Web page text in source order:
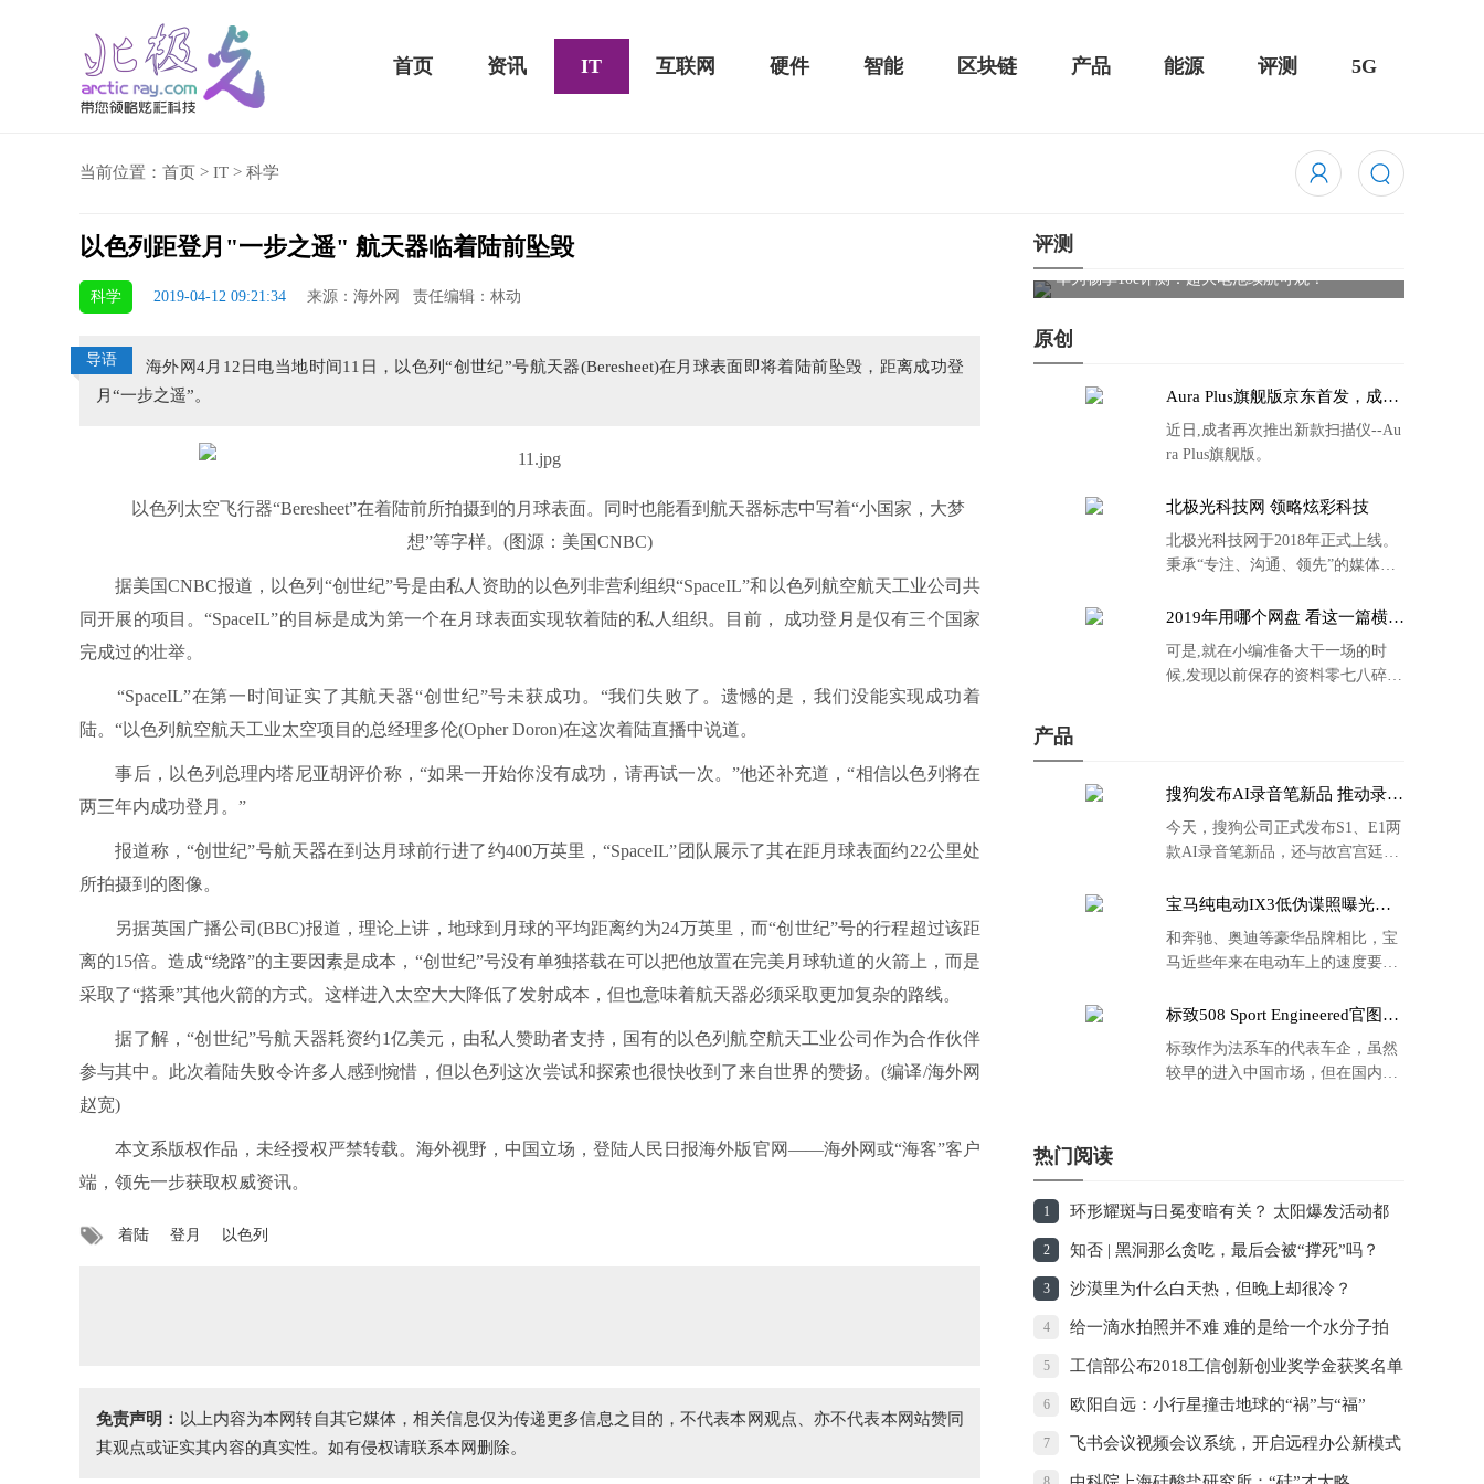
首页 资讯 IT 互联网 硬件 智能 区块链 产品 能源 评测 5G
当前位置： 首页 > IT > 科学
以色列距登月"一步之遥" 航天器临着陆前坠毁
科学 2019-04-12 09:21:34 来源：海外网 责任编辑：林动
导语
海外网4月12日电当地时间11日，以色列“创世纪”号航天器(Beresheet)在月球表面即将着陆前坠毁，距离成功登
月“一步之遥”。
以色列太空飞行器“Beresheet”在着陆前所拍摄到的月球表面。同时也能看到航天器标志中写着“小国家，大梦
想”等字样。(图源：美国CNBC)
据美国CNBC报道，以色列“创世纪”号是由私人资助的以色列非营利组织“SpaceIL”和以色列航空航天工业公司共
同开展的项目。“SpaceIL”的目标是成为第一个在月球表面实现软着陆的私人组织。目前， 成功登月是仅有三个国家
完成过的壮举。
“SpaceIL”在第一时间证实了其航天器“创世纪”号未获成功。“我们失败了。遗憾的是，我们没能实现成功着
陆。“以色列航空航天工业太空项目的总经理多伦(Opher Doron)在这次着陆直播中说道。
事后，以色列总理内塔尼亚胡评价称，“如果一开始你没有成功，请再试一次。”他还补充道，“相信以色列将在
两三年内成功登月。”
报道称，“创世纪”号航天器在到达月球前行进了约400万英里，“SpaceIL”团队展示了其在距月球表面约22公里处
所拍摄到的图像。
另据英国广播公司(BBC)报道，理论上讲，地球到月球的平均距离约为24万英里，而“创世纪”号的行程超过该距
离的15倍。造成“绕路”的主要因素是成本，“创世纪”号没有单独搭载在可以把他放置在完美月球轨道的火箭上，而是
采取了“搭乘”其他火箭的方式。这样进入太空大大降低了发射成本，但也意味着航天器必须采取更加复杂的路线。
据了解，“创世纪”号航天器耗资约1亿美元，由私人赞助者支持，国有的以色列航空航天工业公司作为合作伙伴
参与其中。此次着陆失败令许多人感到惋惜，但以色列这次尝试和探索也很快收到了来自世界的赞扬。(编译/海外网
赵宽)
本文系版权作品，未经授权严禁转载。海外视野，中国立场，登陆人民日报海外版官网——海外网或“海客”客户
端，领先一步获取权威资讯。
着陆 登月 以色列
免责声明： 以上内容为本网转自其它媒体，相关信息仅为传递更多信息之目的，不代表本网观点、亦不代表本网站赞同
其观点或证实其内容的真实性。如有侵权请联系本网删除。
评测
华为畅享10e评测：超大电池续航可观！
原创
Aura Plus旗舰版京东首发，成者
近日,成者再次推出新款扫描仪--Au
ra Plus旗舰版。
北极光科技网 领略炫彩科技
北极光科技网于2018年正式上线。
秉承“专注、沟通、领先”的媒体理
2019年用哪个网盘 看这一篇横评
可是,就在小编准备大干一场的时
候,发现以前保存的资料零七八碎,
产品
搜狗发布AI录音笔新品 推动录音
今天，搜狗公司正式发布S1、E1两
款AI录音笔新品，还与故宫宫廷文
的故宫宫廷联名款。
宝马纯电动IX3低伪谍照曝光：
和奔驰、奥迪等豪华品牌相比，宝
马近些年来在电动车上的速度要慢
标致508 Sport Engineered官图发
标致作为法系车的代表车企，虽然
较早的进入中国市场，但在国内的
热门阅读
1 环形耀斑与日冕变暗有关？ 太阳爆发活动都
是“团伙作案”
2 知否 | 黑洞那么贪吃，最后会被“撑死”吗？
3 沙漠里为什么白天热，但晚上却很冷？
4 给一滴水拍照并不难 难的是给一个水分子拍
照
5 工信部公布2018工信创新创业奖学金获奖名单
6 欧阳自远：小行星撞击地球的“祸”与“福”
7 飞书会议视频会议系统，开启远程办公新模式